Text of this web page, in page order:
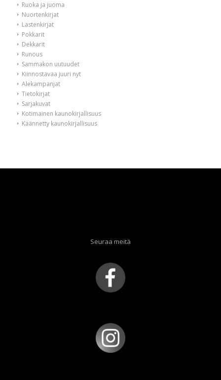
Ruoka ja juoma
Nuortenkirjat
Lastenkirjat
Pokkarit
Dekkarit
Runous
Sammakon uutuudet
Kiinnostavaa juuri nyt
Alekampanjat
Tietokirjat
Sarjakuvat
Kotimainen kaunokirjallisuus
Käännetty kaunokirjallisuus
Seuraa meitä